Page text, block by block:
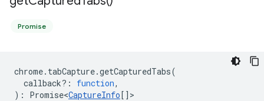
Promise
chrome. tabCapture.getCapturedTabs(
callback? : function,
) : Promise<CaptureInfo[] >